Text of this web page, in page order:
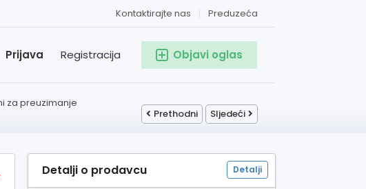
Preduzeća
Kontaktirajte nas
Objavi oglas
Registracija
Prijava
za preuzimanje
Prethodni
Sljedeći
Detalji o prodavcu Detalji